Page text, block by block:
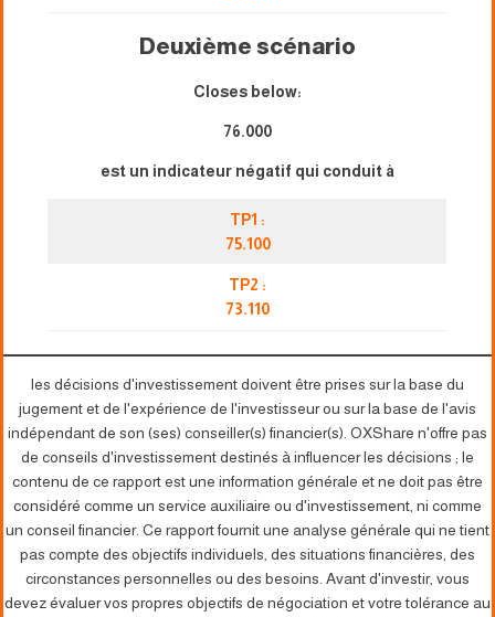
Deuxième scénario
Closes below:
76.000
est un indicateur négatif qui conduit à
TP1 :
75.100
TP2 :
73.110
les décisions d'investissement doivent être prises sur la base du
jugement et de l'expérience de l'investisseur ou sur la base de l'avis
indépendant de son (ses) conseiller(s) financier(s). OXShare n'offre pas
de conseils d'investissement destinés à influencer les décisions ; le
contenu de ce rapport est une information générale et ne doit pas être
considéré comme un service auxiliaire ou d'investissement, ni comme
un conseil financier. Ce rapport fournit une analyse générale qui ne tient
pas compte des objectifs individuels, des situations financières, des
circonstances personnelles ou des besoins. Avant d'investir, vous
devez évaluer vos propres objectifs de négociation et votre tolérance au